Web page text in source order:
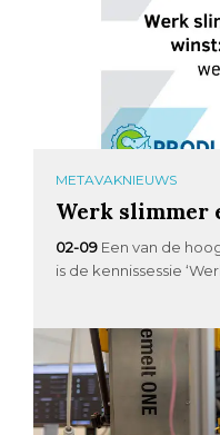
METAVAKNIEUWS
Werk slimmer
02-09 Een van de
is de kennissessie